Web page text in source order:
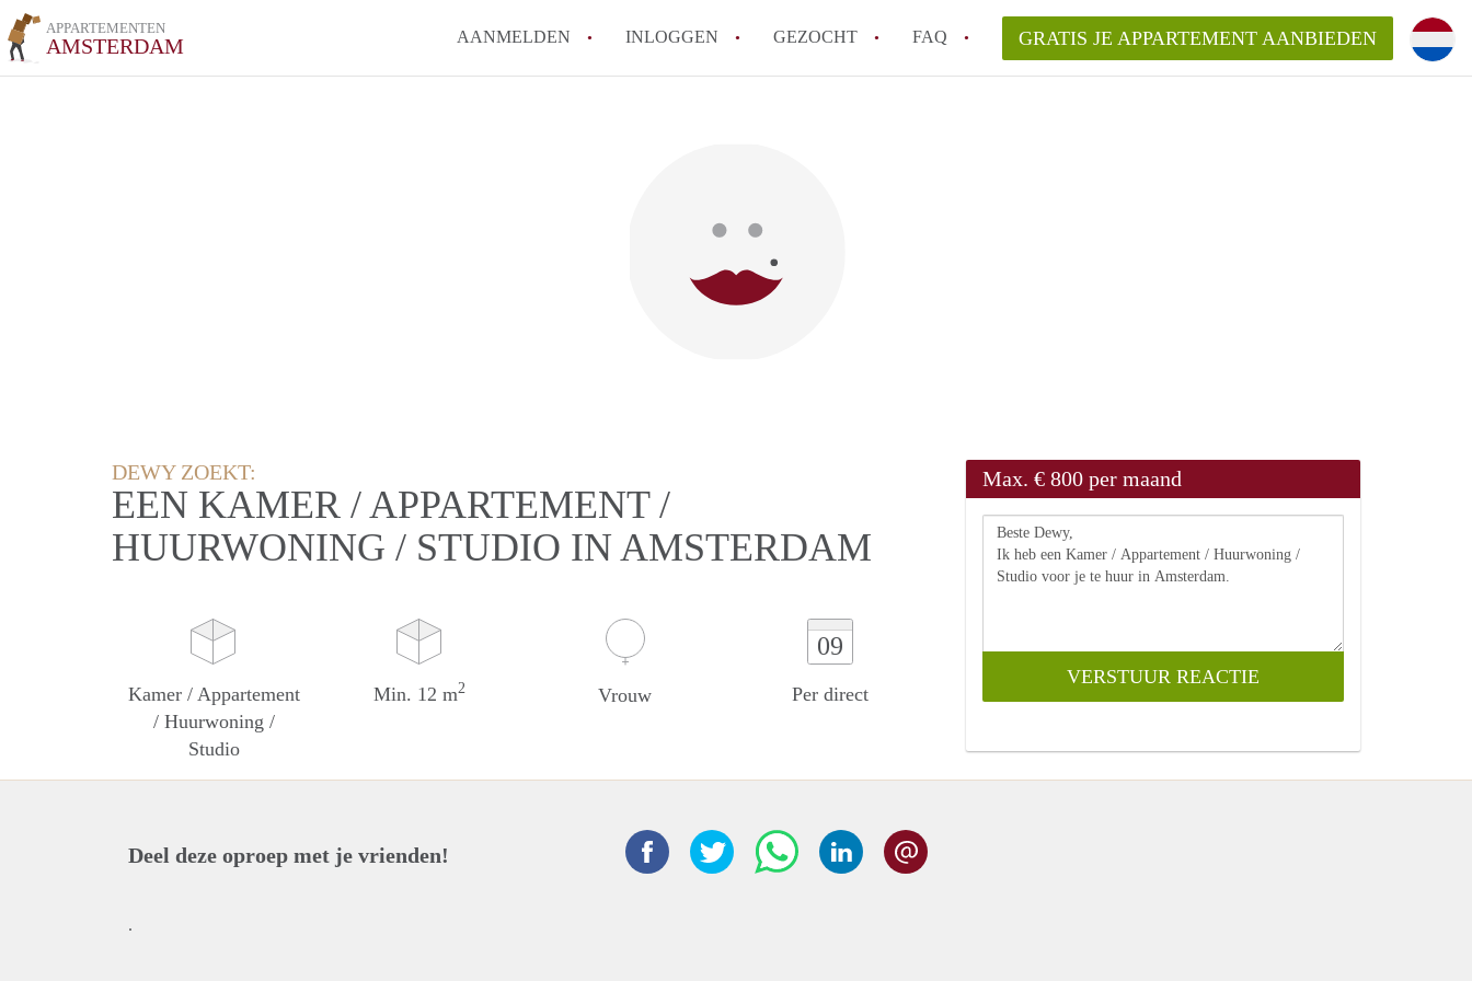
APPARTEMENTEN
AMSTERDAM AANMELDEN INLOGGEN GEZOCHT FAQ
Hoe vind je een goedkoop appartement in Amsterdam?
Wat zijn de verplichtingen van een verhuurder van een huur appartement?
Kan je beter een appartement huren of kopen in Amsterdam?
GRATIS JE APPARTEMENT AANBIEDEN
DEWY ZOEKT:
EEN KAMER / APPARTEMENT /
HUURWONING / STUDIO IN AMSTERDAM
Kamer / Appartement
/ Huurwoning /
Studio
Min. 12 m2 Vrouw
09
Per direct
Max. € 800 per maand
Deel deze oproep met je vrienden!
.